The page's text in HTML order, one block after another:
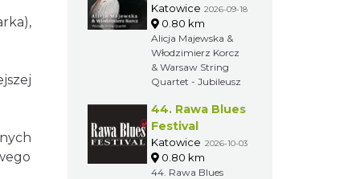
Korcz &
Warsaw String
Quartet -
Jubileusz
Katowice 2026-09-18
0.80 km
Alicja Majewska &
Włodzimierz Korcz
& Warsaw String
Quartet - Jubileusz
44. Rawa Blues
Festival
Katowice 2026-10-03
0.80 km
44. Rawa Blues